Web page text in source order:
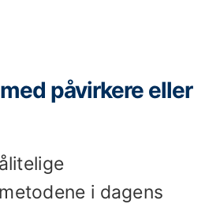
påvirkere eller
i dagens